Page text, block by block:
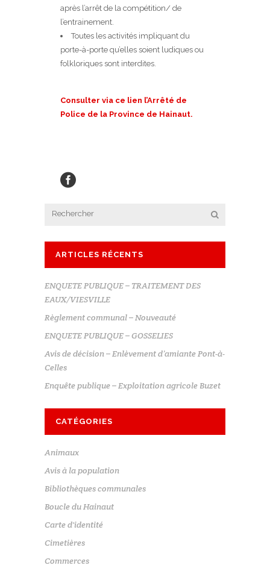
après l’arrêt de la compétition/ de
l’entrainement.
Toutes les activités impliquant du
porte-à-porte qu’elles soient ludiques ou
folkloriques sont interdites.
Consulter via ce lien l’Arrêté de
Police de la Province de Hainaut.
ARTICLES RÉCENTS
ENQUETE PUBLIQUE – TRAITEMENT DES
EAUX/VIESVILLE
Règlement communal – Nouveauté
ENQUETE PUBLIQUE – GOSSELIES
Avis de décision – Enlèvement d’amiante Pont-à-
Celles
Enquête publique – Exploitation agricole Buzet
CATÉGORIES
Animaux
Avis à la population
Bibliothèques communales
Boucle du Hainaut
Carte d'identité
Cimetières
Commerces